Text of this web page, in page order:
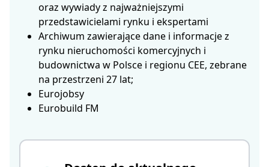
oraz wywiady z najważniejszymi
przedstawicielami rynku i ekspertami
Archiwum zawierające dane i informacje z
rynku nieruchomości komercyjnych i
budownictwa w Polsce i regionu CEE, zebrane
na przestrzeni 27 lat;
Eurojobsy
Eurobuild FM